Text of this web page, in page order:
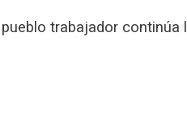
trabajador